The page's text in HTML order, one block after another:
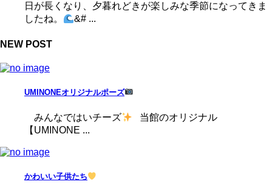
日が長くなり、夕暮れどきが楽しみな季節になってきま
したね。
&# ...
NEW POST
UMINONEオリジナルポーズ
みんなではいチーズ
当館のオリジナル
【UMINONE ...
かわいい子供たち